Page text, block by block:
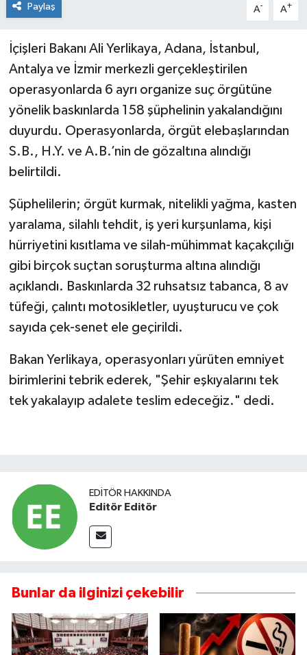
Paylaş A- A+
İçişleri Bakanı Ali Yerlikaya, Adana, İstanbul,
Antalya ve İzmir merkezli gerçekleştirilen
operasyonlarda 6 ayrı organize suç örgütüne
yönelik baskınlarda 158 şüphelinin yakalandığını
duyurdu. Operasyonlarda, örgüt elebaşlarından
S.B., H.Y. ve A.B.’nin de gözaltına alındığı
belirtildi.
Şüphelilerin; örgüt kurmak, nitelikli yağma, kasten
yaralama, silahlı tehdit, iş yeri kurşunlama, kişi
hürriyetini kısıtlama ve silah-mühimmat kaçakçılığı
gibi birçok suçtan soruşturma altına alındığı
açıklandı. Baskınlarda 32 ruhsatsız tabanca, 8 av
tüfeği, çalıntı motosikletler, uyuşturucu ve çok
sayıda çek-senet ele geçirildi.
Bakan Yerlikaya, operasyonları yürüten emniyet
birimlerini tebrik ederek, "Şehir eşkıyalarını tek
tek yakalayıp adalete teslim edeceğiz." dedi.
EDITÖR HAKKINDA
Editör Editör
Bunlar da ilginizi çekebilir